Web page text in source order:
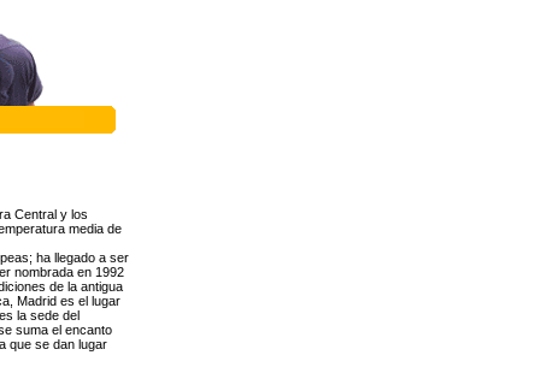
Central y los
media de
ha llegado a ser
nombrada en 1992
de la antigua
Madrid es el lugar
la sede del
suma el encanto
que se dan lugar